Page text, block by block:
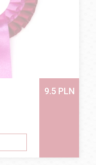
9.5 PLN